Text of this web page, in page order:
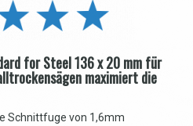
for Steel 136 x 20 mm für
maximiert die
Schnittfuge von 1,6mm